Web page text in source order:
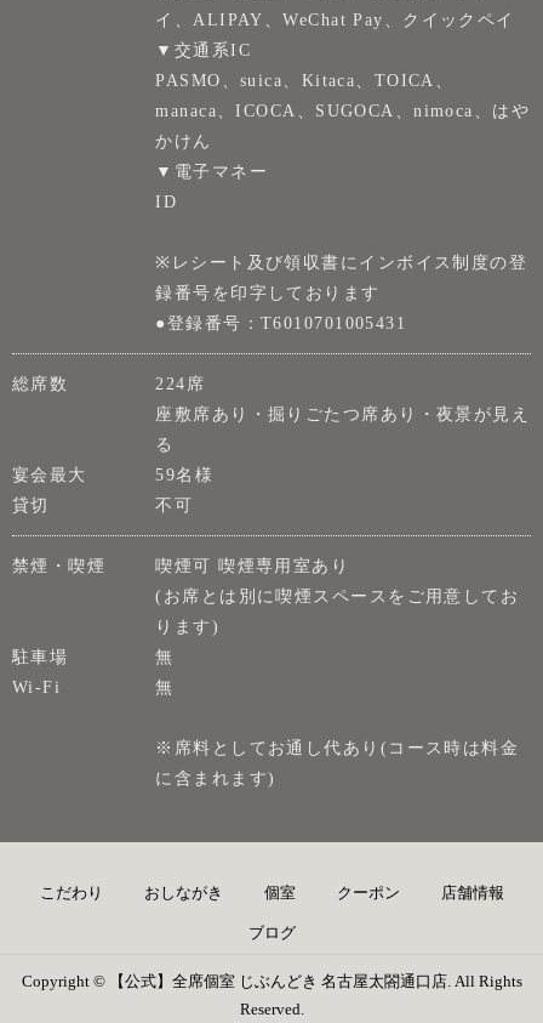
イ、ALIPAY、WeChat Pay、クイックペイ
▼交通系IC
PASMO、suica、Kitaca、TOICA、
manaca、ICOCA、SUGOCA、nimoca、はや
かけん
▼電子マネー
ID
※レシート及び領収書にインボイス制度の登
録番号を印字しております
●登録番号：T6010701005431
総席数
224席
座敷席あり・掘りごたつ席あり・夜景が見え
る
宴会最大
59名様
貸切
不可
禁煙・喫煙
喫煙可 喫煙専用室あり
(お席とは別に喫煙スペースをご用意してお
ります)
駐車場
無
Wi-Fi
無
※席料としてお通し代あり(コース時は料金
に含まれます)
こだわり おしながき 個室 クーポン 店舗情報
ブログ
Copyright © 【公式】全席個室 じぶんどき 名古屋太閤通口店. All Rights
Reserved.